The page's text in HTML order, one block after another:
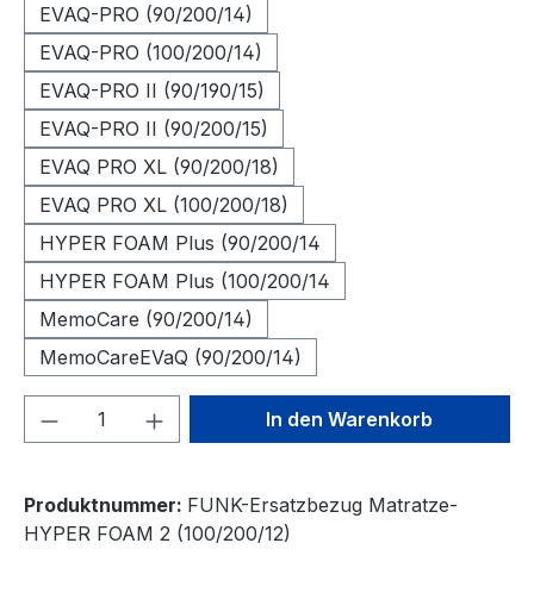
EVAQ-PRO (90/200/14)
EVAQ-PRO (100/200/14)
EVAQ-PRO II (90/190/15)
EVAQ-PRO II (90/200/15)
EVAQ PRO XL (90/200/18)
EVAQ PRO XL (100/200/18)
HYPER FOAM Plus (90/200/14
HYPER FOAM Plus (100/200/14
MemoCare (90/200/14)
MemoCareEVaQ (90/200/14)
Produkt Anzahl: Gib denIn den Warenkorb
Produktnummer: FUNK-Ersatzbezug Matratze-
HYPER FOAM 2 (100/200/12)